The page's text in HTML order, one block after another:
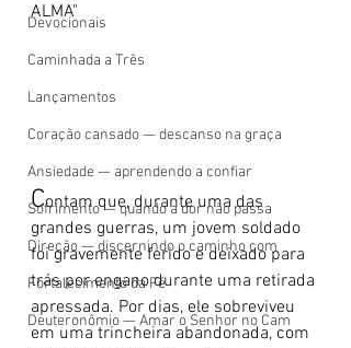
Devocionais
Caminhada a Três
Lançamentos
Coração cansado — descanso na graça
Ansiedade — aprendendo a confiar
Sofrimento — quando a dor não passa
Direção — discernindo o caminho com
Fortalecimento da Fé
Deuteronômio — Amar o Senhor no Cam
ALMA"
Contam que, durante uma das
grandes guerras, um jovem soldado
foi gravemente ferido e deixado para
trás por engano durante uma retirada
apressada. Por dias, ele sobreviveu
em uma trincheira abandonada, com